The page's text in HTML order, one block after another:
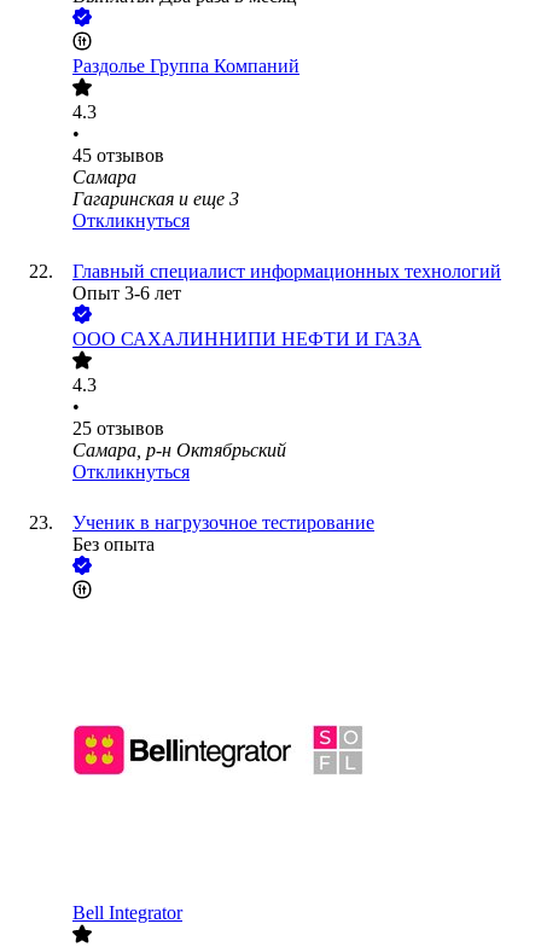
Раздолье Группа Компаний
4.3
•
45 отзывов
Самара
Гагаринская и еще 3
Откликнуться
Главный специалист информационных технологий
Опыт 3-6 лет
ООО САХАЛИННИПИ НЕФТИ И ГАЗА
4.3
•
25 отзывов
Самара, р-н Октябрьский
Откликнуться
Ученик в нагрузочное тестирование
Без опыта
Bell Integrator